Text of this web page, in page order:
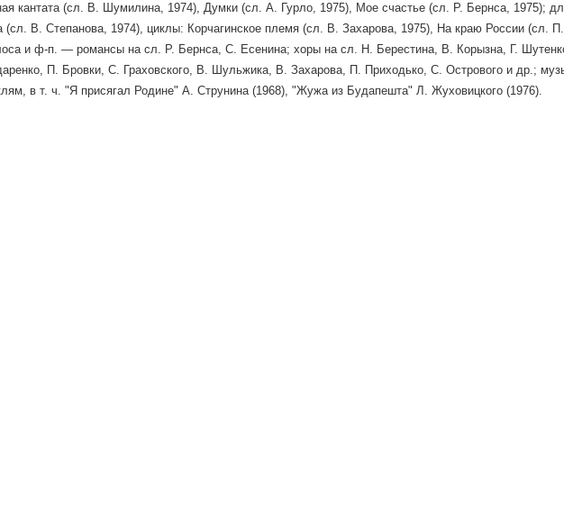
кантата (сл. В. Шумилина, 1974), Думки (сл. А. Гурло, 1975), Мое счастье (сл. Р. Бернса, 1975);
(сл. В. Степанова, 1974), циклы: Корчагинское племя (сл. В. Захарова, 1975), На краю России (сл.
и ф-п. — романсы на сл. Р. Бернса, С. Есенина; хоры на сл. Н. Берестина, В. Корызна, Г.
П. Бровки, С. Граховского, В. Шульжика, В. Захарова, П. Приходько, С. Острового и др.;
в т. ч. "Я присягал Родине" А. Струнина (1968), "Жужа из Будапешта" Л. Жуховицкого (1976).